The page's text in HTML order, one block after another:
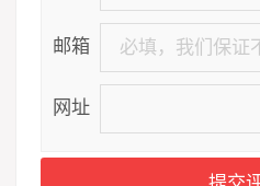
邮箱
网址